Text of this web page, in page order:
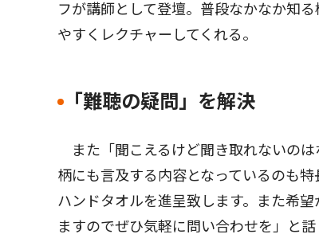
フが講師として登壇。普段なかなか知
やすくレクチャーしてくれる。
｢難聴の疑問」を解決
また「聞こえるけど聞き取れないの
柄にも言及する内容となっているのも
ハンドタオルを進呈致します。また希
ますのでぜひ気軽に問い合わせを」と